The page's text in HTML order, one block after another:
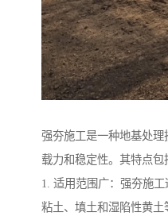
强夯施工是一种地基处
载力和稳定性。其特点包
1. 适用范围广：强夯施工
粘土、填土和湿陷性黄土